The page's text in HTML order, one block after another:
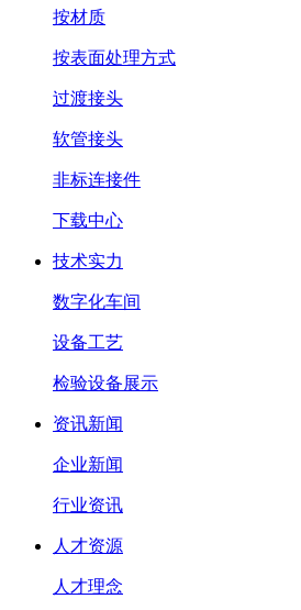
按材质
按表面处理方式
过渡接头
软管接头
非标连接件
下载中心
技术实力
数字化车间
设备工艺
检验设备展示
资讯新闻
企业新闻
行业资讯
人才资源
人才理念